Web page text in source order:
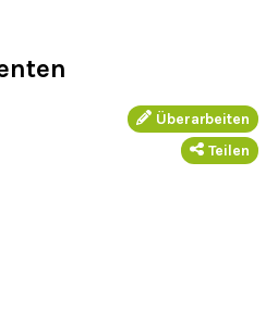
Überarbeiten
Teilen